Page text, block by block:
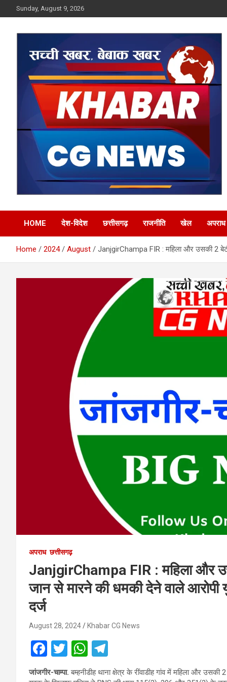
to
Sunday, August 9, 2026
Khabar CG News
HOME देश-विदेश छत्तीसगढ़ राजनीति खेल अपराध
Home 2024 August JanjgirChampa FIR : महिला और उसकी 2
अपराध छत्तीसगढ़
JanjgirChampa FIR : महिला और
जान से मारने की धमकी देने वाले आरोपी
दर्ज
August 28, 2024 Khabar CG News
F
a
T
wi
W
h
el
जांजगीर-चाम्पा. बम्हनीडीह थाना क्षेत्र के रींवाडीह गांव में महिला और